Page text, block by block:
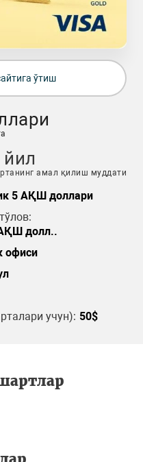
ўтиш
йил
амал қилиш муддати
5 АҚШ доллари
долл..
офиси
учун): 50$